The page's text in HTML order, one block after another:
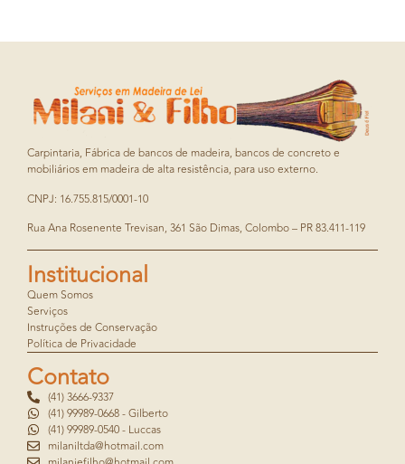
Carpintaria, Fábrica de bancos de madeira, bancos de concreto e
mobiliários em madeira de alta resistência, para uso externo.
CNPJ: 16.755.815/0001-10
Rua Ana Rosenente Trevisan, 361 São Dimas, Colombo – PR 83.411-119
Institucional
Quem Somos
Serviços
Instruções de Conservação
Política de Privacidade
Contato
(41) 3666-9337
(41) 99989-0668 - Gilberto
(41) 99989-0540 - Luccas
milaniltda@hotmail.com